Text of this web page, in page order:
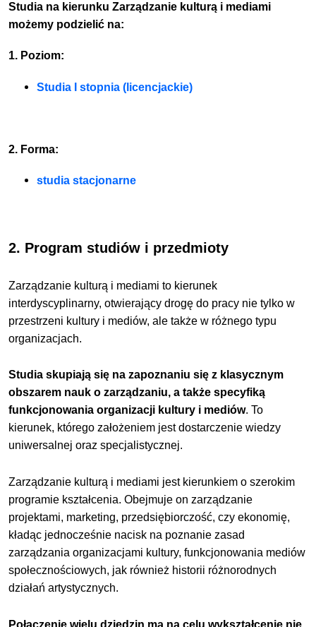
Studia na kierunku Zarządzanie kulturą i mediami
możemy podzielić na:
1. Poziom:
Studia I stopnia (licencjackie)
2. Forma:
studia stacjonarne
2. Program studiów i przedmioty
Zarządzanie kulturą i mediami to kierunek
interdyscyplinarny, otwierający drogę do pracy nie tylko w
przestrzeni kultury i mediów, ale także w różnego typu
organizacjach.
Studia skupiają się na zapoznaniu się z klasycznym
obszarem nauk o zarządzaniu, a także specyfiką
funkcjonowania organizacji kultury i mediów. To
kierunek, którego założeniem jest dostarczenie wiedzy
uniwersalnej oraz specjalistycznej.
Zarządzanie kulturą i mediami jest kierunkiem o szerokim
programie kształcenia. Obejmuje on zarządzanie
projektami, marketing, przedsiębiorczość, czy ekonomię,
kładąc jednocześnie nacisk na poznanie zasad
zarządzania organizacjami kultury, funkcjonowania mediów
społecznościowych, jak również historii różnorodnych
działań artystycznych.
Połączenie wielu dziedzin ma na celu wykształcenie nie